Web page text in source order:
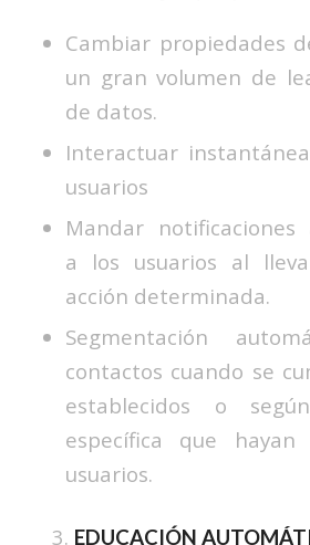
Cambiar propiedades
un gran volumen de
de datos.
Interactuar
usuarios
Mandar notificaciones
a los usuarios al
acción determinada.
Segmentación
contactos cuando se
establecidos o
específica que hayan
usuarios.
EDUCACIÓN